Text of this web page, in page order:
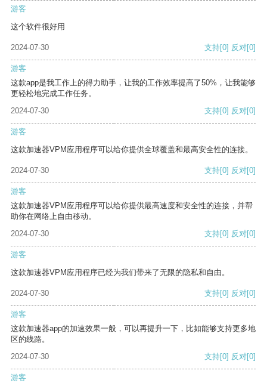
游客
这个软件很好用
2024-07-30 支持[0] 反对[0]
游客
这款app是我工作上的得力助手，让我的工作效率提高了50%，让我能够
更轻松地完成工作任务。
2024-07-30
支持[0] 反对[0]
游客
这款加速器VPM应用程序可以给你提供全球覆盖和最高安全性的连接。
2024-07-30 支持[0] 反对[0]
游客
这款加速器VPM应用程序可以给你提供最高速度和安全性的连接，并帮
助你在网络上自由移动。
2024-07-30
支持[0] 反对[0]
游客
这款加速器VPM应用程序已经为我们带来了无限的隐私和自由。
2024-07-30 支持[0] 反对[0]
游客
这款加速器app的加速效果一般，可以再提升一下，比如能够支持更多地
区的线路。
2024-07-30
支持[0] 反对[0]
游客